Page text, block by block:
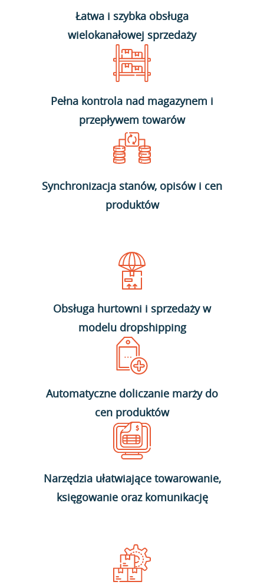
Łatwa i szybka obsługa
wielokanałowej sprzedaży
Pełna kontrola nad magazynem i
przepływem towarów
Synchronizacja stanów, opisów i cen
produktów
Obsługa hurtowni i sprzedaży w
modelu dropshipping
Automatyczne doliczanie marży do
cen produktów
Narzędzia ułatwiające towarowanie,
księgowanie oraz komunikację